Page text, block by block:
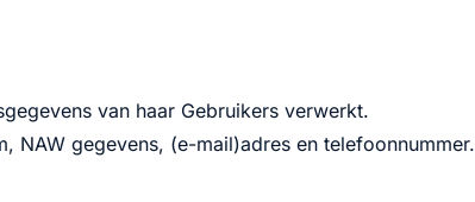
van haar Gebruikers verwerkt.
NAW gegevens, (e-mail)adres en telefoonnummer.